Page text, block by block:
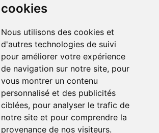
cookies
Nous utilisons des cookies et
d'autres technologies de suivi
pour améliorer votre expérience
de navigation sur notre site, pour
vous montrer un contenu
personnalisé et des publicités
ciblées, pour analyser le trafic de
notre site et pour comprendre la
provenance de nos visiteurs.
Mode de livraison
Nous suivre